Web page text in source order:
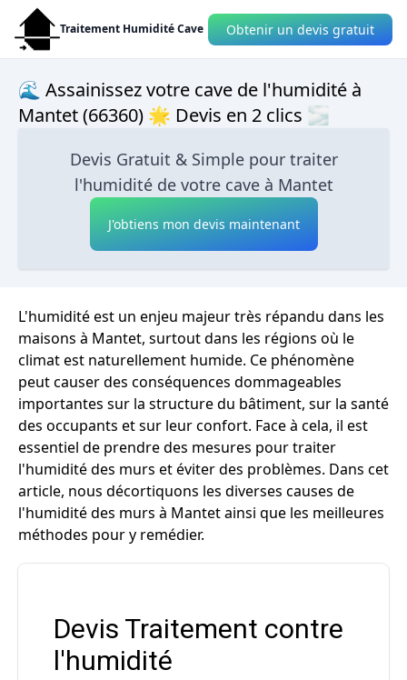
Traitement Humidité Cave Obtenir un devis gratuit
🌊 Assainissez votre cave de l'humidité à
Mantet (66360) 🌟 Devis en 2 clics 🌫
Devis Gratuit & Simple pour traiter
l'humidité de votre cave à Mantet
J'obtiens mon devis maintenant
L'humidité est un enjeu majeur très répandu dans les
maisons à Mantet, surtout dans les régions où le
climat est naturellement humide. Ce phénomène
peut causer des conséquences dommageables
importantes sur la structure du bâtiment, sur la santé
des occupants et sur leur confort. Face à cela, il est
essentiel de prendre des mesures pour traiter
l'humidité des murs et éviter des problèmes. Dans cet
article, nous décortiquons les diverses causes de
l'humidité des murs à Mantet ainsi que les meilleures
méthodes pour y remédier.
Devis Traitement contre
l'humidité